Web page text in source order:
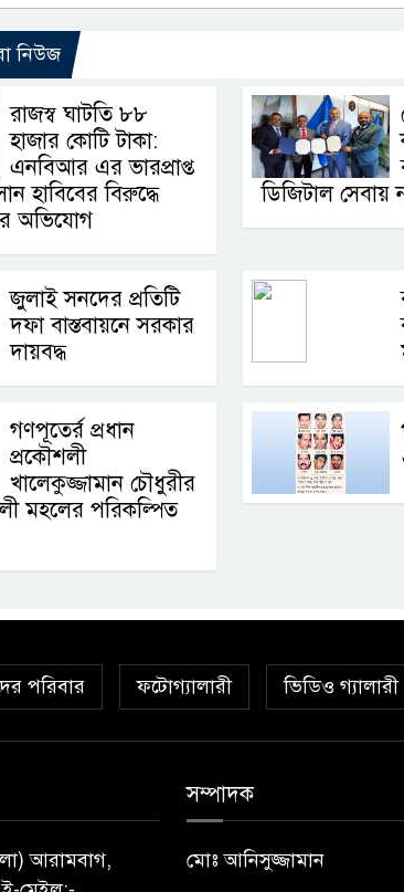
নিউজ
রাজস্ব ঘাটতি ৮৮
হাজার কোটি টাকা:
এনবিআর এর ভারপ্রাপ্ত
হাবিবের বিরুদ্ধে
অভিযোগ
ডিজিটাল সেবায়
জুলাই সনদের প্রতিটি
দফা বাস্তবায়নে সরকার
দায়বদ্ধ
গণপূতের্র প্রধান
প্রকৌশলী
খালেকুজ্জামান চৌধুরীর
মহলের পরিকল্পিত
পরিবার ফটোগ্যালারী ভিডিও গ্যালারী
আরামবাগ,
সম্পাদক
মোঃ আনিসুজ্জামান